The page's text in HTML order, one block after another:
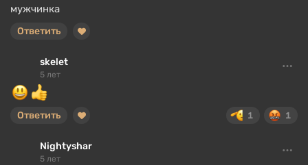
мужчинка
Ответить
skelet
5 лет
1 1
Ответить
Nightyshar
5 лет